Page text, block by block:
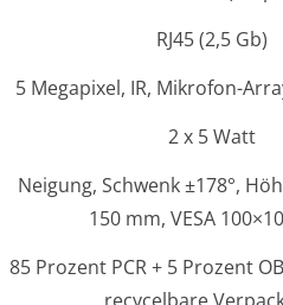
RJ45 (2,5 Gb)
5 Megapixel, IR, Mikrofon-
2 x 5 Watt
Neigung, Schwenk ±178°,
150 mm, VESA
85 Prozent PCR + 5 Prozent